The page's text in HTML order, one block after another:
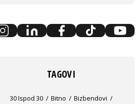
TAGOVI
30 Ispod 30 Bitno
Bizbendovi